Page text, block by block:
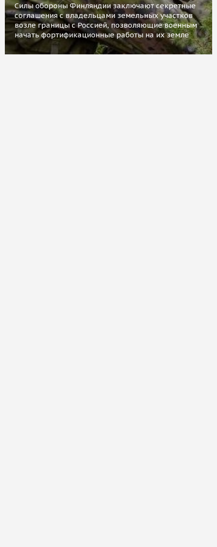
Силы обороны Финляндии заключают секретные
соглашения с владельцами земельных участков
возле границы с Россией, позволяющие военным
начать фортификационные работы на их земле